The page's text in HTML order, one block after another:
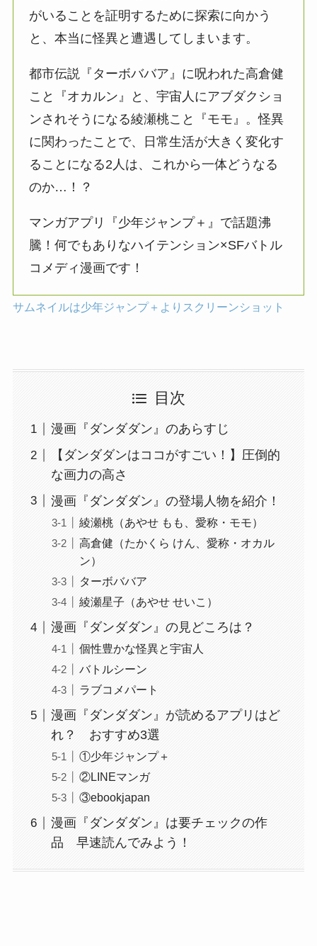
がいることを証明するために探索に向かう
と、本当に怪異と遭遇してしまいます。
都市伝説『ターボババア』に呪われた高倉健
こと『オカルン』と、宇宙人にアブダクショ
ンされそうになる綾瀬桃こと『モモ』。怪異
に関わったことで、日常生活が大きく変化す
ることになる2人は、これから一体どうなる
のか…！？
マンガアプリ『少年ジャンプ＋』で話題沸
騰！何でもありなハイテンション×SFバトル
コメディ漫画です！
サムネイルは少年ジャンプ＋よりスクリーンショット
目次
漫画『ダンダダン』のあらすじ
【ダンダダンはココがすごい！】圧倒的
な画力の高さ
漫画『ダンダダン』の登場人物を紹介！
綾瀬桃（あやせ もも、愛称・モモ）
高倉健（たかくら けん、愛称・オカル
ン）
ターボババア
綾瀬星子（あやせ せいこ）
漫画『ダンダダン』の見どころは？
個性豊かな怪異と宇宙人
バトルシーン
ラブコメパート
漫画『ダンダダン』が読めるアプリはど
れ？ おすすめ3選
①少年ジャンプ＋
②LINEマンガ
③ebookjapan
漫画『ダンダダン』は要チェックの作
品 早速読んでみよう！